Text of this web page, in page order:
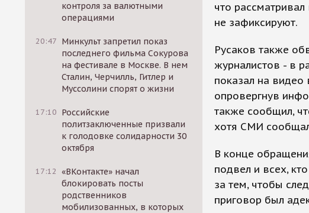
контроля за валютными
операциями
20:47 Минкульт запретил показ
последнего фильма Сокурова
на фестивале в Москве. В нем
Сталин, Черчилль, Гитлер и
Муссолини спорят о жизни
17:10 Российские
политзаключенные призвали
к голодовке солидарности 30
октября
17:12 «ВКонтакте» начал
блокировать посты
родственников
мобилизованных, в которых
что
не зафиксируют.
Русаков также
журналистов - в
показал на
опровергнув
также сообщил,
хотя СМИ
В конце
подвел и всех,
за тем, чтобы
приговор был